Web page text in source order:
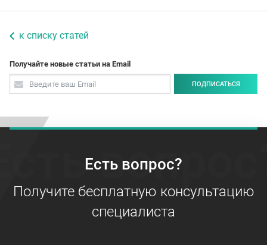
к списку статей
Получайте новые статьи на Email
ПОДПИСАТЬСЯ
Есть вопрос?
Получите бесплатную консультацию
специалиста